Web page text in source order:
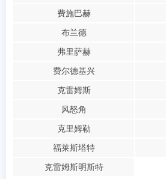
费施巴赫
布兰德
弗里萨赫
费尔德基兴
克雷姆斯
风怒角
克里姆勒
福莱斯塔特
克雷姆斯明斯特